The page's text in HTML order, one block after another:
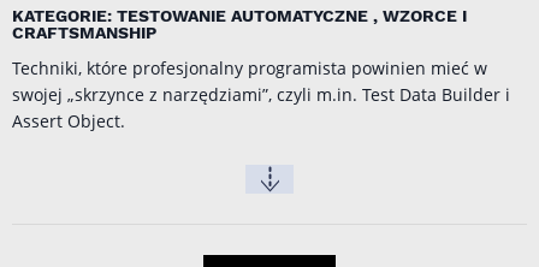
KATEGORIE: TESTOWANIE AUTOMATYCZNE , WZORCE I
CRAFTSMANSHIP
Techniki, które profesjonalny programista powinien mieć w
swojej „skrzynce z narzędziami”, czyli m.in. Test Data Builder i
Assert Object.